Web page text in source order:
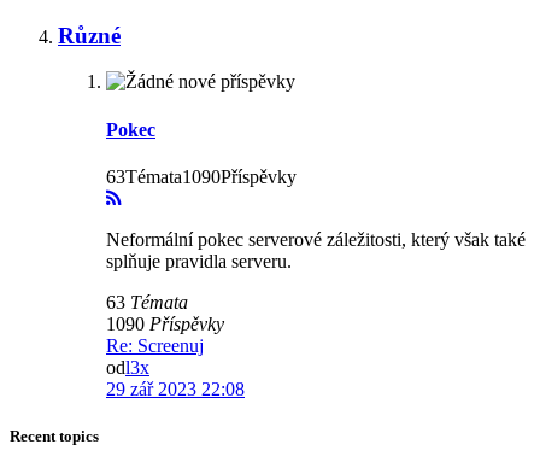
Různé
Pokec
63Témata1090Příspěvky
Neformální pokec serverové záležitosti, který však také
splňuje pravidla serveru.
63 Témata
1090 Příspěvky
Re: Screenuj
odl3x
29 zář 2023 22:08
Recent topics